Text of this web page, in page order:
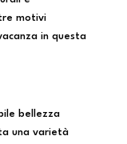
motivi
in questa
bellezza
una varietà